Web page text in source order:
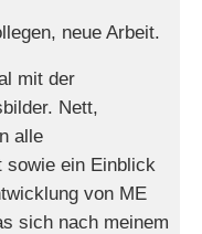
neue Arbeit.
mit der
Nett,
alle
sowie ein Einblick
von ME
sich nach meinem